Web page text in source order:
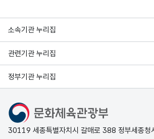
소속기관 누리집
관련기관 누리집
정부기관 누리집
문화체육관광부
30119 세종특별자치시 갈매로 388 정부세종청